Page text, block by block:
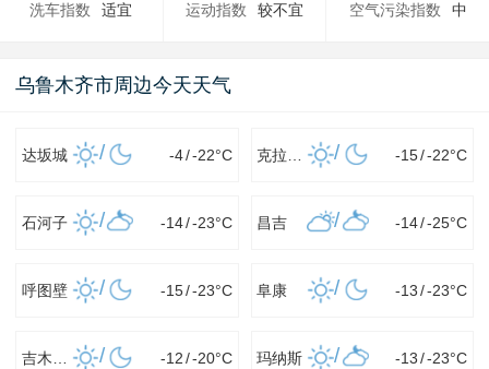
洗车指数 适宜 运动指数 较不宜 空气污染指数 中
乌鲁木齐市周边今天天气
达坂城 / -4/-22°C / -15/-22°C
石河子 / -14/-23°C 昌吉 / -14/-25°C
呼图壁 / -15/-23°C 阜康 / -13 /-23°C
/ -12/-20°C 玛纳斯 / -13 /-23°C